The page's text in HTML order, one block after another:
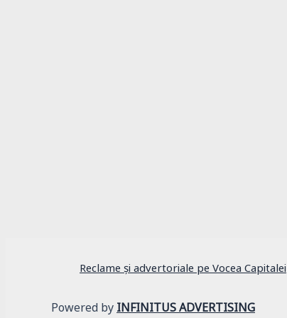
Reclame și advertoriale pe Vocea Capitalei
Powered byINFINITUS ADVERTISING